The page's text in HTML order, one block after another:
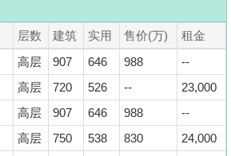
层数 建筑 实用 售价(万)
租金
高层 907 646 988
--
高层 720 526 --
23,000
高层 907 646 988
--
高层 750 538 830
24,000